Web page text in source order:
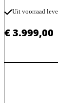
Uit voorraad
€3.999,00